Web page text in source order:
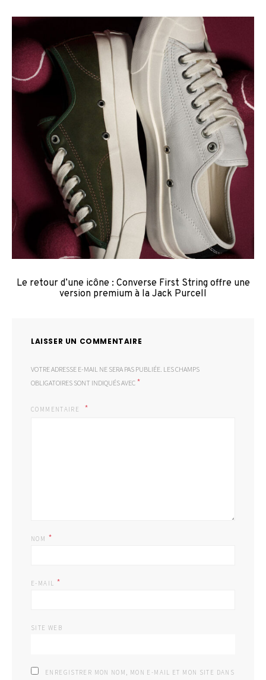
Le retour d’une icône : Converse First String offre une
version premium à la Jack Purcell
LAISSER UN COMMENTAIRE
VOTRE ADRESSE E-MAIL NE SERA PAS PUBLIÉE. LES CHAMPS
OBLIGATOIRES SONT INDIQUÉS AVEC *
COMMENTAIRE
NOM *
E-MAIL *
SITE WEB
ENREGISTRER MON NOM, MON E-MAIL ET MON SITE DANS